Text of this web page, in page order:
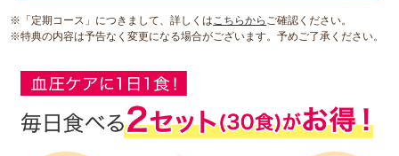
※「定期コース」につきまして、詳しくはこちらから ご確認ください。
※特典の内容は予告なく変更になる場合がございます。予めご了承ください。